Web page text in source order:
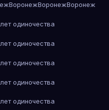
ВоронежВоронежВоронеж
одиночества
одиночества
одиночества
одиночества
одиночества